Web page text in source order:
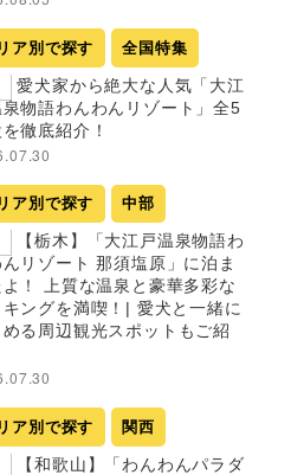
ア別で探す 全国特集
愛犬家から絶大な人気「大江
泉物語わんわんリゾート」全5
徹底紹介！
ア別で探す 中部
【栃木】「大江戸温泉物語わ
んリゾート 那須塩原」に泊ま
よ！ 上質な温泉と豪華多彩な
ングを満喫！| 愛犬と一緒に
る周辺観光スポットもご紹
ア別で探す 関西
【和歌山】「わんわんパラダ